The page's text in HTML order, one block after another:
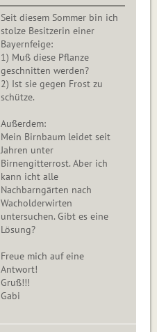
Seit diesem Sommer bin ich
stolze Besitzerin einer
Bayernfeige:
1) Muß diese Pflanze
geschnitten werden?
2) Ist sie gegen Frost zu
schütze.
Außerdem:
Mein Birnbaum leidet seit
Jahren unter
Birnengitterrost. Aber ich
kann icht alle
Nachbarngärten nach
Wacholderwirten
untersuchen. Gibt es eine
Lösung?
Freue mich auf eine
Antwort!
Gruß!!!
Gabi